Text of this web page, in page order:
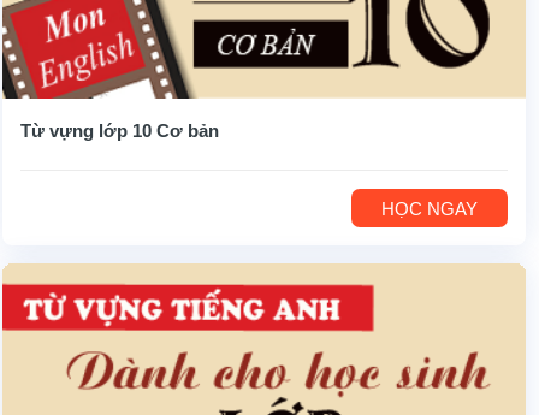
Từ vựng lớp 10 Cơ bản
HỌC NGAY